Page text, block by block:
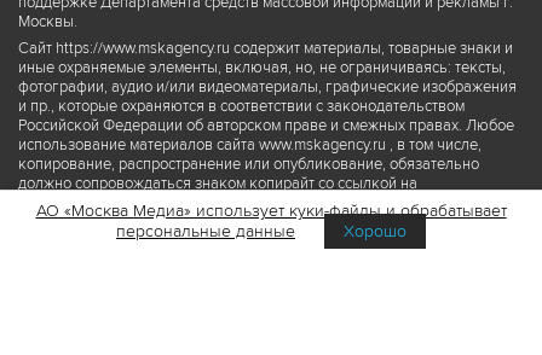
Москвы.
Сайт https://www.mskagency.ru содержит материалы, товарные знаки и
иные охраняемые элементы, включая, но, не ограничиваясь: тексты,
фотографии, аудио и/или видеоматериалы, графические изображения
и пр., которые охраняются в соответствии с законодательством
Российской Федерации об авторском праве и смежных правах. Любое
использование материалов сайта www.mskagency.ru , в том числе,
копирование, распространение или опубликование, обязательно
должно сопровождаться знаком копирайт со ссылкой на
правообладателя © АО «Москва Медиа», а также гиперссылкой на сайт
www.mskagency.ru как на первоисточник информации. Переработка
материалов сайта www.mskagency.ru не допускается.
АО «Москва Медиа» использует куки-файлы и обрабатывает
персональные данные
Хорошо